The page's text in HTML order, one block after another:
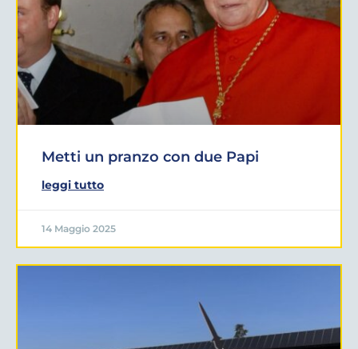
Metti un pranzo con due Papi
leggi tutto
14 Maggio 2025